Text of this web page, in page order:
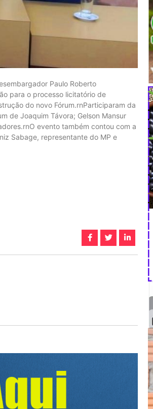
Paulo Roberto
para o processo licitatório de
do novo Fórum.rnParticiparam da
de Joaquim Távora; Gelson Mansur
evento também contou com a
Sabage, representante do MP e